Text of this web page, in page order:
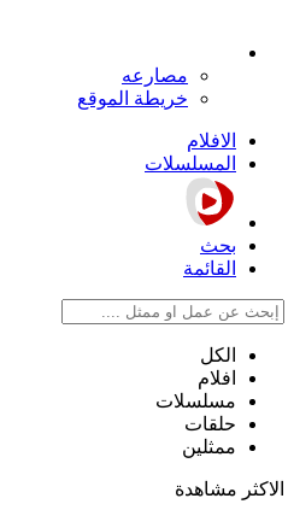
مصارعه
خريطة الموقع
الافلام
المسلسلات
بحث
القائمة
الكل
افلام
مسلسلات
حلقات
ممثلين
الاكثر مشاهدة